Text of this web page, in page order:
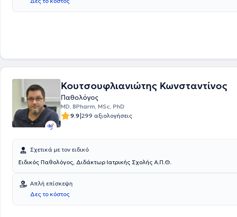
Bad Aibling" στην Βαυαρία. Ο Dr. Πέτρος Καμπούρης είναι μέλος της ελληνικής
εταιρίας Παχυσαρκίας και αναλαμβάνει περιστατικά που άπτονται όλου του
Κουτσουφλιανιώτης Κωνσταντίνος
Παθολόγος
MD, BPharm, MSc, PhD
9.9|299 αξιολογήσεις
Σχετικά με τον ειδικό
Ειδικός Παθολόγος, Διδάκτωρ Ιατρικής Σχολής Α.Π.Θ.
Απλή επίσκεψη
Δες το κόστος